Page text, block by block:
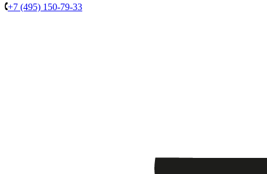
+7 (495) 150-79-33